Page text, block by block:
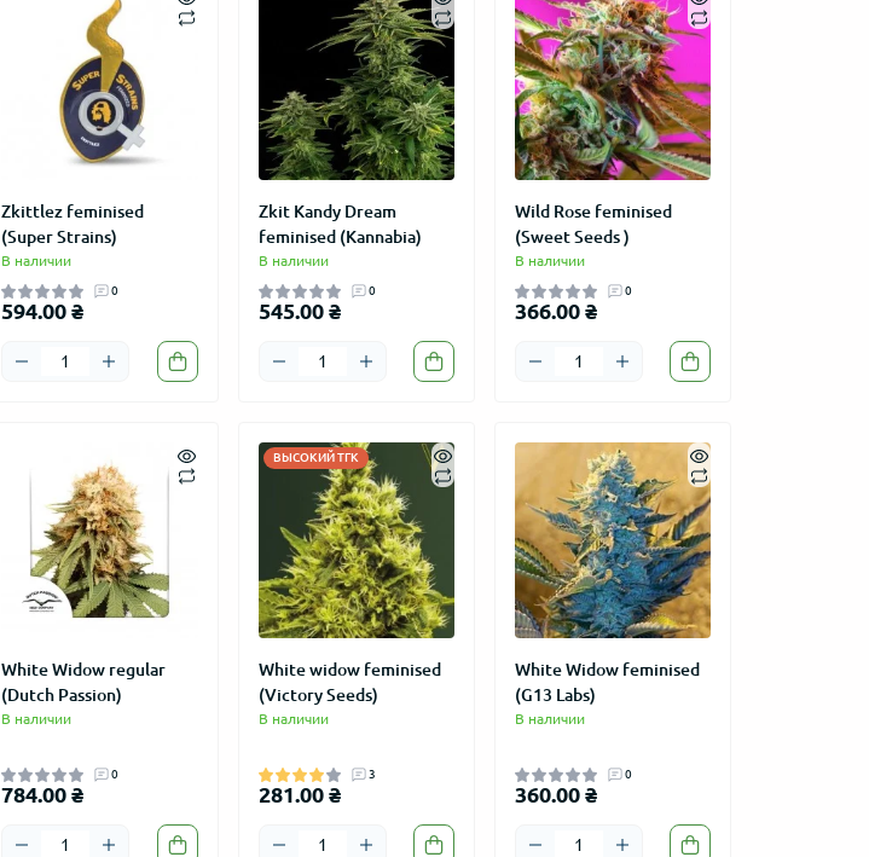
Zkittlez feminised
(Super Strains)
В наличии
0
594.00 ₴
Zkit Kandy Dream
feminised (Kannabia)
В наличии
0
545.00 ₴
Wild Rose feminised
(Sweet Seeds )
В наличии
0
366.00 ₴
White Widow regular
(Dutch Passion)
В наличии
0
784.00 ₴
ВЫСОКИЙ ТГК
White widow feminised
(Victory Seeds)
В наличии
3
281.00 ₴
White Widow feminised
(G13 Labs)
В наличии
0
360.00 ₴